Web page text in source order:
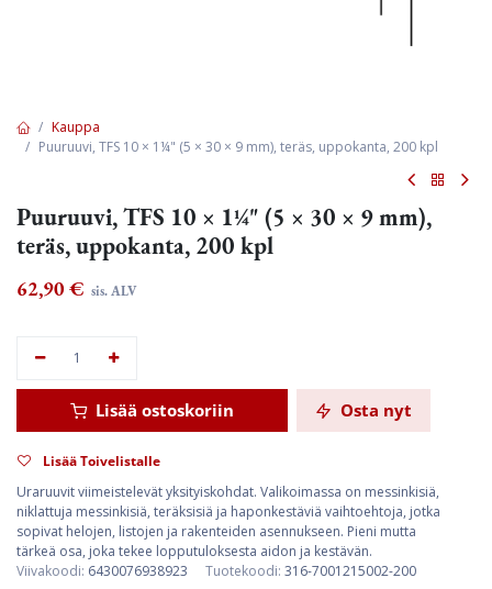
Kauppa
Puuruuvi, TFS 10 × 1¼" (5 × 30 × 9 mm), teräs, uppokanta, 200 kpl
Puuruuvi, TFS 10 × 1¼" (5 × 30 × 9 mm),
teräs, uppokanta, 200 kpl
62,90 € sis. ALV
Lisää ostoskoriin Osta nyt
Lisää Toivelistalle
Uraruuvit viimeistelevät yksityiskohdat. Valikoimassa on messinkisiä,
niklattuja messinkisiä, teräksisiä ja haponkestäviä vaihtoehtoja, jotka
sopivat helojen, listojen ja rakenteiden asennukseen. Pieni mutta
tärkeä osa, joka tekee lopputuloksesta aidon ja kestävän.
Viivakoodi: 6430076938923 Tuotekoodi: 316-7001215002-200